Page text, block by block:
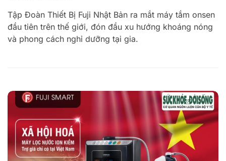
Tập Đoàn Thiết Bị Fuji Nhật Bản ra mắt máy tắm onsen
đầu tiên trên thế giới, đón đầu xu hướng khoáng nóng
và phong cách nghỉ dưỡng tại gia.